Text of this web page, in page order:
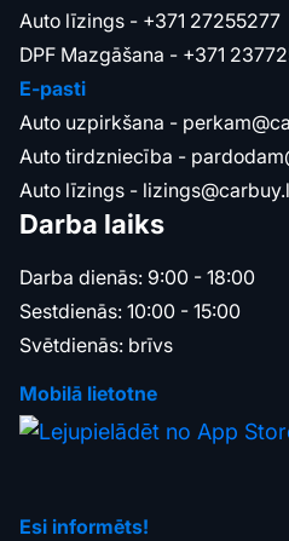
Auto līzings - +371 27255277
DPF Mazgāšana - +371
E-pasti
Auto uzpirkšana -
Auto tirdzniecība -
Auto līzings -
Darba laiks
Darba dienās: 9:00 - 18:00
Sestdienās: 10:00 - 15:00
Svētdienās: brīvs
Mobilā lietotne
Esi informēts!